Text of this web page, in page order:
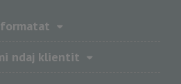
ndaj klientit